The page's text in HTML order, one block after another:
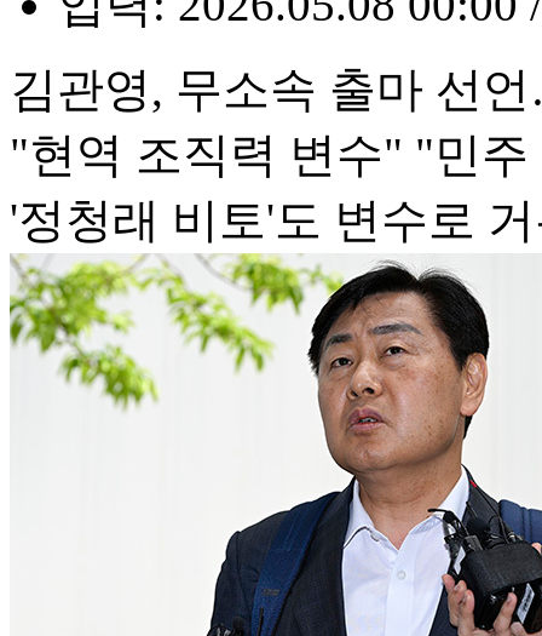
김관영, 무소속 출마 선
"현역 조직력 변수" "민
'정청래 비토'도 변수로